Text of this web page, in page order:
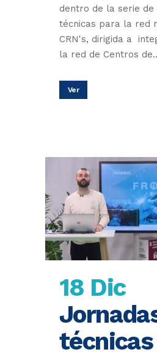
dentro de la serie de
técnicas para la red
CRN's, dirigida a
la red de Centros
Ver
18 Dic